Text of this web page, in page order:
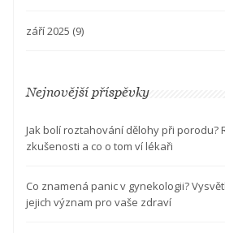
září 2025 (9)
Nejnovější příspěvky
Jak bolí roztahování dělohy při porodu?
zkušenosti a co o tom ví lékaři
Co znamená panic v gynekologii?
jejich význam pro vaše zdraví